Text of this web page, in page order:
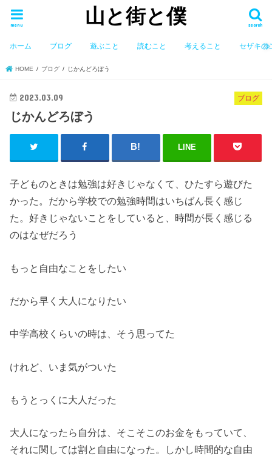
山と街と僕 search
menu
ホーム ブログ 遊ぶこと 読むこと 考えること セザキの
HOME ブログ じかんどろぼう
ブログ
2023.03.09
じかんどろぼう
LINE
子どものときは勉強は好きじゃなくて、ひたすら遊びた
かった。だから学校での勉強時間はいちばん長く感じ
た。好きじゃないことをしていると、時間が長く感じる
のはなぜだろう
もっと自由なことをしたい
だから早く大人になりたい
中学高校くらいの時は、そう思ってた
けれど、いま気がついた
もうとっくに大人だった
大人になったら自分は、そこそこのお金をもっていて、
それに関しては割と自由になった。しかし時間的な自由